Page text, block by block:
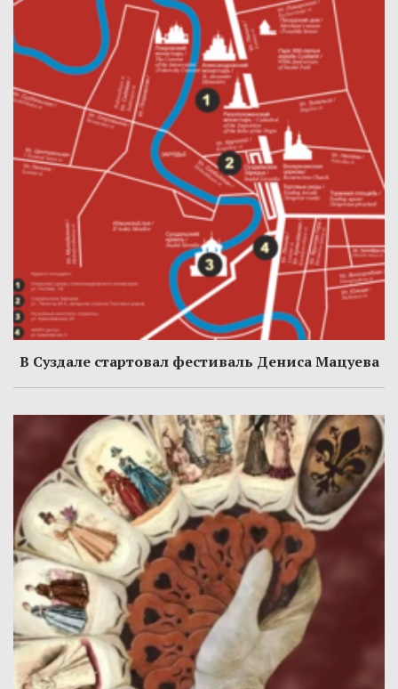
В Суздале стартовал фестиваль Дениса Мацуева